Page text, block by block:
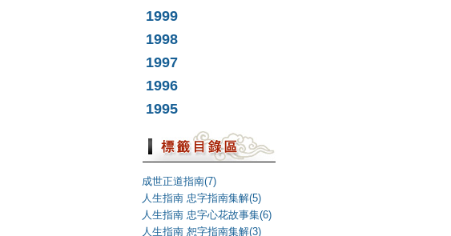
1999
1998
1997
1996
1995
成世正道指南(7)
人生指南 忠字指南集解(5)
人生指南 忠字心花故事集(6)
人生指南 恕字指南集解(3)